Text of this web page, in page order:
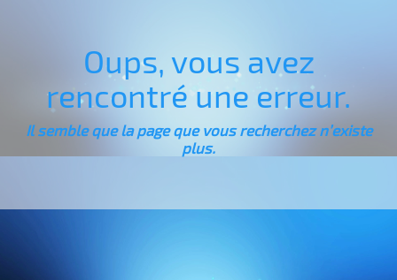
Oups, vous avez
rencontré une erreur.
Il semble que la page que vous recherchez n’existe
plus.